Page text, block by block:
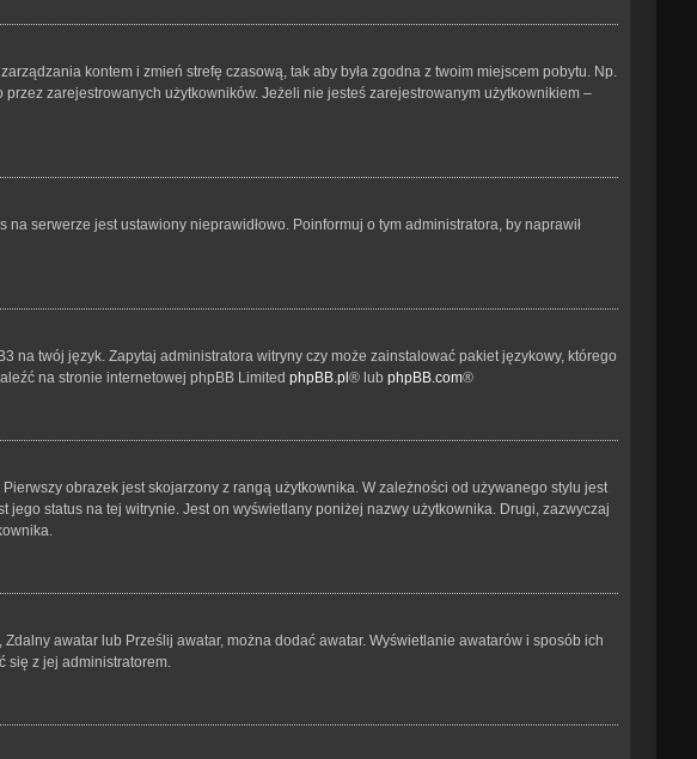
kontem i zmień strefę czasową, tak aby była zgodna z twoim miejscem pobytu. Np.
zarejestrowanych użytkowników. Jeżeli nie jesteś zarejestrowanym użytkownikiem –
serwerze jest ustawiony nieprawidłowo. Poinformuj o tym administratora, by naprawił
na twój język. Zapytaj administratora witryny czy może zainstalować pakiet językowy, którego
na stronie internetowej phpBB Limited phpBB.pl ® lub phpBB.com®
obrazek jest skojarzony z rangą użytkownika. W zależności od używanego stylu jest
status na tej witrynie. Jest on wyświetlany poniżej nazwy użytkownika. Drugi, zazwyczaj
awatar lub Prześlij awatar, można dodać awatar. Wyświetlanie awatarów i sposób ich
się z jej administratorem.